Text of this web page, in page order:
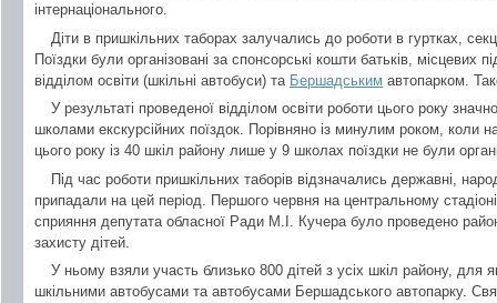
інтернаціонального.
Діти в пришкільних таборах залучались до роботи в гуртках,
Поїздки були організовані за спонсорські кошти батьків, місцевих
відділом освіти (шкільні автобуси) та Бершадським автопарком.
У результаті проведеної відділом освіти роботи цього року
школами екскурсійних поїздок. Порівняно із минулим роком, коли
цього року із 40 шкіл району лише у 9 школах поїздки не були
Під час роботи пришкільних таборів відзначались державні,
припадали на цей період. Першого червня на центральному
сприяння депутата обласної Ради М.І. Кучера було проведено
захисту дітей.
У ньому взяли участь близько 800 дітей з усіх шкіл району, для
шкільними автобусами та автобусами Бершадського автопарку.